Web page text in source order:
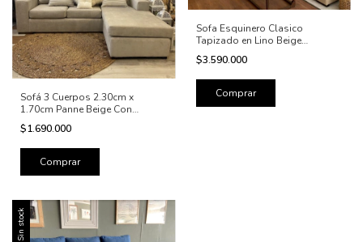
Sofá 3 Cuerpos 2.30cm x
1.70cm Panne Beige Con
Camastro
$1.690.000
Sofa Esquinero Clasico
Tapizado en Lino Beige
2,40x2,40 mt
$3.590.000
Sin stock